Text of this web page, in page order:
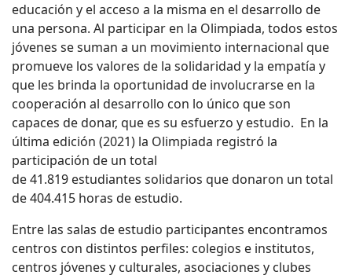
educación y el acceso a la misma en el desarrollo de
una persona. Al participar en la Olimpiada, todos estos
jóvenes se suman a un movimiento internacional que
promueve los valores de la solidaridad y la empatía y
que les brinda la oportunidad de involucrarse en la
cooperación al desarrollo con lo único que son
capaces de donar, que es su esfuerzo y estudio. En la
última edición (2021) la Olimpiada registró la
participación de un total
de 41.819 estudiantes solidarios que donaron un total
de 404.415 horas de estudio.
Entre las salas de estudio participantes encontramos
centros con distintos perfiles: colegios e institutos,
centros jóvenes y culturales, asociaciones y clubes